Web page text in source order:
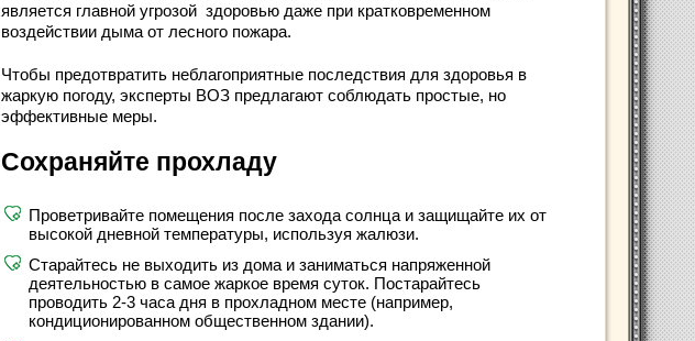
является главной угрозой здоровью даже при кратковременном
воздействии дыма от лесного пожара.
Чтобы предотвратить неблагоприятные последствия для здоровья в
жаркую погоду, эксперты ВОЗ предлагают соблюдать простые, но
эффективные меры.
Сохраняйте прохладу
Проветривайте помещения после захода солнца и защищайте их от
высокой дневной температуры, используя жалюзи.
Старайтесь не выходить из дома и заниматься напряженной
деятельностью в самое жаркое время суток. Постарайтесь
проводить 2-3 часа дня в прохладном месте (например,
кондиционированном общественном здании).